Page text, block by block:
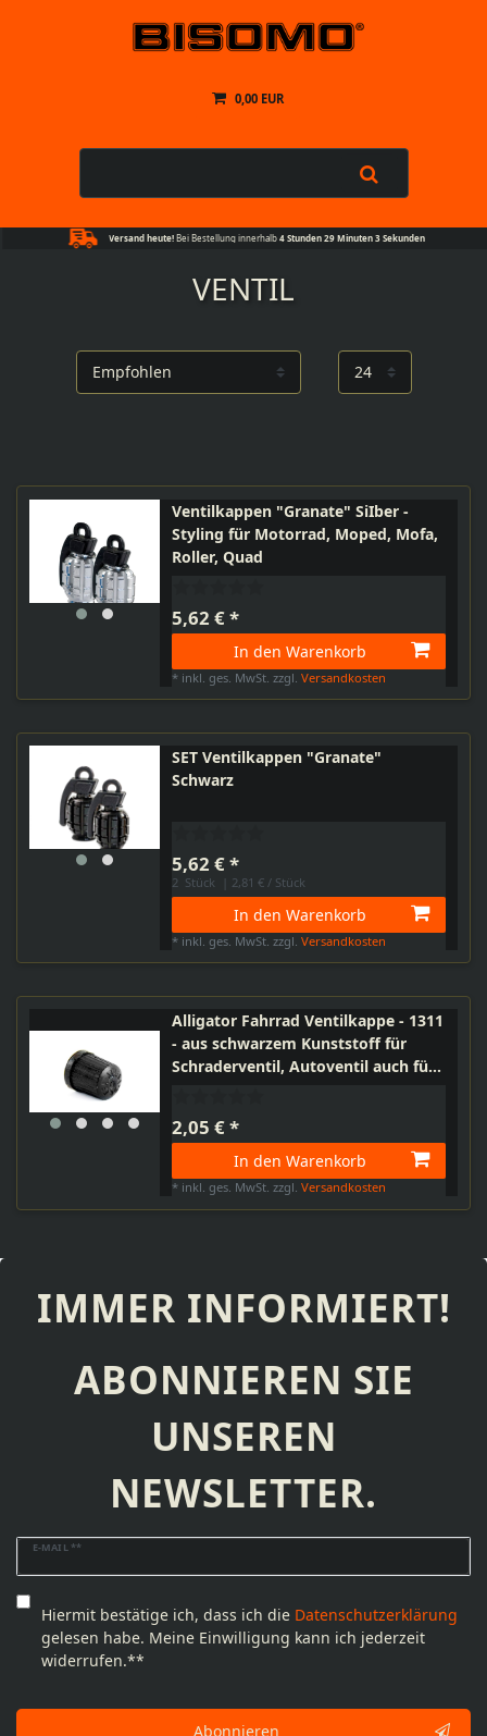
0,00 EUR
Versand heute!Bei Bestellung innerhalb4 Stunden 29 Minuten 2 Sekunden
VENTIL
Ventilkappen "Granate" SiIber -
Styling für Motorrad, Moped, Mofa,
Roller, Quad
5,62 € *
In den Warenkorb
* inkl. ges. MwSt. zzgl.Versandkosten
SET Ventilkappen "Granate"
Schwarz
5,62 € *
2 Stück | 2,81 € / Stück
In den Warenkorb
* inkl. ges. MwSt. zzgl.Versandkosten
Alligator Fahrrad Ventilkappe - 1311
- aus schwarzem Kunststoff für
Schraderventil, Autoventil auch für
2,05 € *
In den Warenkorb
* inkl. ges. MwSt. zzgl.Versandkosten
IMMER INFORMIERT!
ABONNIEREN SIE
UNSEREN
NEWSLETTER.
E-MAIL **
Newsletter
Honig
Hiermit bestätige ich, dass ich die Daten­schutz­erklärung
gelesen habe. Meine Einwilligung kann ich jederzeit
widerrufen.**
Abonnieren